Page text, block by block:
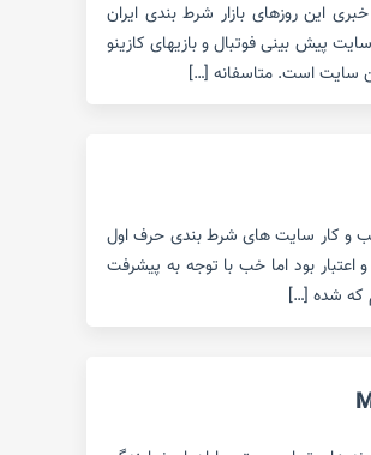
این روزهای بازار شرط بندی ایران
پیش بینی فوتبال و بازیهای کازینو
سایت است. متاسفانه […]
و کار سایت های شرط بندی حرف اول
و اعتبار بود اما خب با توجه به پیشرفت
که شده […]